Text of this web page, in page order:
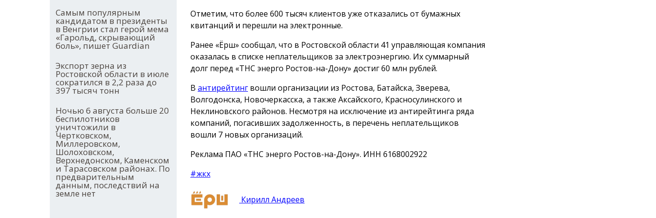
Самым популярным
кандидатом в президенты
в Венгрии стал герой мема
«Гарольд, скрывающий
боль», пишет Guardian
Экспорт зерна из
Ростовской области в июле
сократился в 2,2 раза до
397 тысяч тонн
Ночью 6 августа больше 20
беспилотников
уничтожили в
Чертковском,
Миллеровском,
Шолоховском,
Верхнедонском, Каменском
и Тарасовском районах. По
предварительным
данным, последствий на
земле нет
Отметим, что более 600 тысяч клиентов уже отказались от бумажных
квитанций и перешли на электронные.
Ранее «Ёрш» сообщал, что в Ростовской области 41 управляющая компания
оказалась в списке неплательщиков за электроэнергию. Их суммарный
долг перед «ТНС энерго Ростов-на-Дону» достиг 60 млн рублей.
В антирейтинг вошли организации из Ростова, Батайска, Зверева,
Волгодонска, Новочеркасска, а также Аксайского, Красносулинского и
Неклиновского районов. Несмотря на исключение из антирейтинга ряда
компаний, погасивших задолженность, в перечень неплательщиков
вошли 7 новых организаций.
Реклама ПАО «ТНС энерго Ростов-на-Дону». ИНН 6168002922
#жкх
Кирилл Андреев